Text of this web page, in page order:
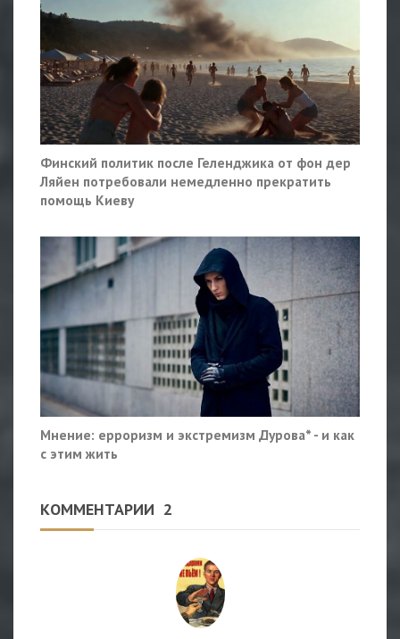
Финский политик после Геленджика от фон дер
Ляйен потребовали немедленно прекратить
помощь Киеву
Мнение: ерроризм и экстремизм Дурова* - и как
с этим жить
КОММЕНТАРИИ 2